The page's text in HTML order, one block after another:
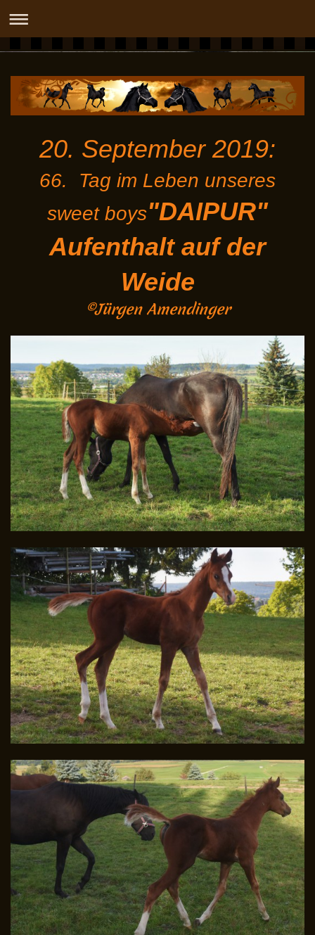
DASHIDAH OX
20. September 2019:
66. Tag im Leben unseres
sweet boys"DAIPUR"
Aufenthalt auf der
Weide
©Jürgen Amendinger